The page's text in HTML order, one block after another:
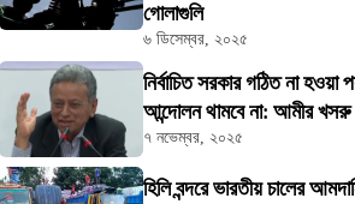
গোলাগুলি
৬ ডিসেম্বর, ২০২৫
নির্বাচিত সরকার গঠিত না হওয়া
আন্দোলন থামবে না: আমীর খসরু
৭ নভেম্বর, ২০২৫
হিলি বন্দরে ভারতীয় চালের